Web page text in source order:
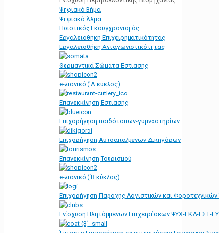
Ψηφιακό Βήμα
Ψηφιακό Άλμα
Ποιοτικός Εκσυγχρονισμός
Εργαλειοθήκη Eπιχειρηματικότητας
Εργαλειοθήκη Ανταγωνιστικότητας
Θερμαντικά Σώματα Εστίασης
e-λιανικό ('Α κύκλος)
Επανεκκίνηση Εστίασης
Επιχορήγηση παιδότοπων-γυμναστηρίων
Επιχορήγηση Αυτοαπα/μενων Δικηγόρων
Επανεκκίνηση Τουρισμού
e-λιανικό (΄Β κύκλος)
Επιχορήγηση Παροχής Λογιστικών και
Ενίσχυση Πλητόμμενων Επιχειρήσεων ΨΥΧ-ΕΚΔ-ΕΣΤ-